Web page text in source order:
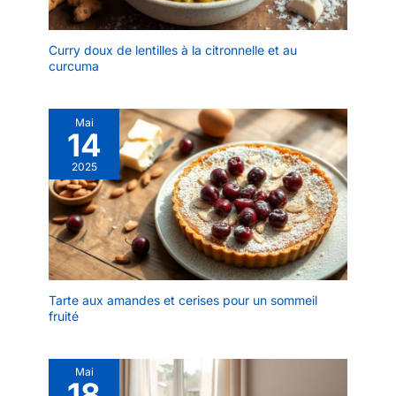
plateau pour cle plate
encombrer, offrant une
plus chers
texture haut de gamme à
tout espace, vous
permettant de ranger vos
Plateau à bijoux long :
19,5 x 13 cm, rond : 18 x
18 cm, ces plateaux de
taille idéale et charmants
permettent de ranger
soigneusement vos
petits bijoux en collier, ils
rendront votre coiffeuse
glamour, une femme de
un tel plateau de
CADEAUX】Ce délicat
plateau à bijoux en forme
Curry doux de lentilles à la citronnelle et au
curcuma
Mai
14
2025
Tarte aux amandes et cerises pour un sommeil
fruité
Mai